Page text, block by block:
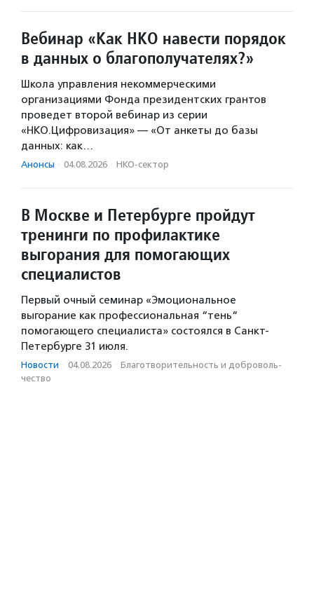
Вебинар «Как НКО навести порядок
в данных о благополучателях?»
Школа управления некоммерческими
организациями Фонда президентских грантов
проведет второй вебинар из серии
«НКО.Цифровизация» — «От анкеты до базы
данных: как…
Анонсы · 04.08.2026 · НКО-сектор
В Москве и Петербурге пройдут
тренинги по профилактике
выгорания для помогающих
специалистов
Первый очный семинар «Эмоциональное
выгорание как профессиональная “тень“
помогающего специалиста» состоялся в Санкт-
Петербурге 31 июля.
Новости · 04.08.2026 · Благотвори­тель­ность и доброволь­
чест­во